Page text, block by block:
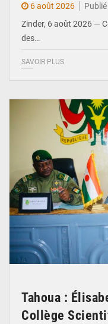
6 août 2026
Zinder, 6 août 2026 —
des…
SAVOIR PLUS
Tahoua :
Collège